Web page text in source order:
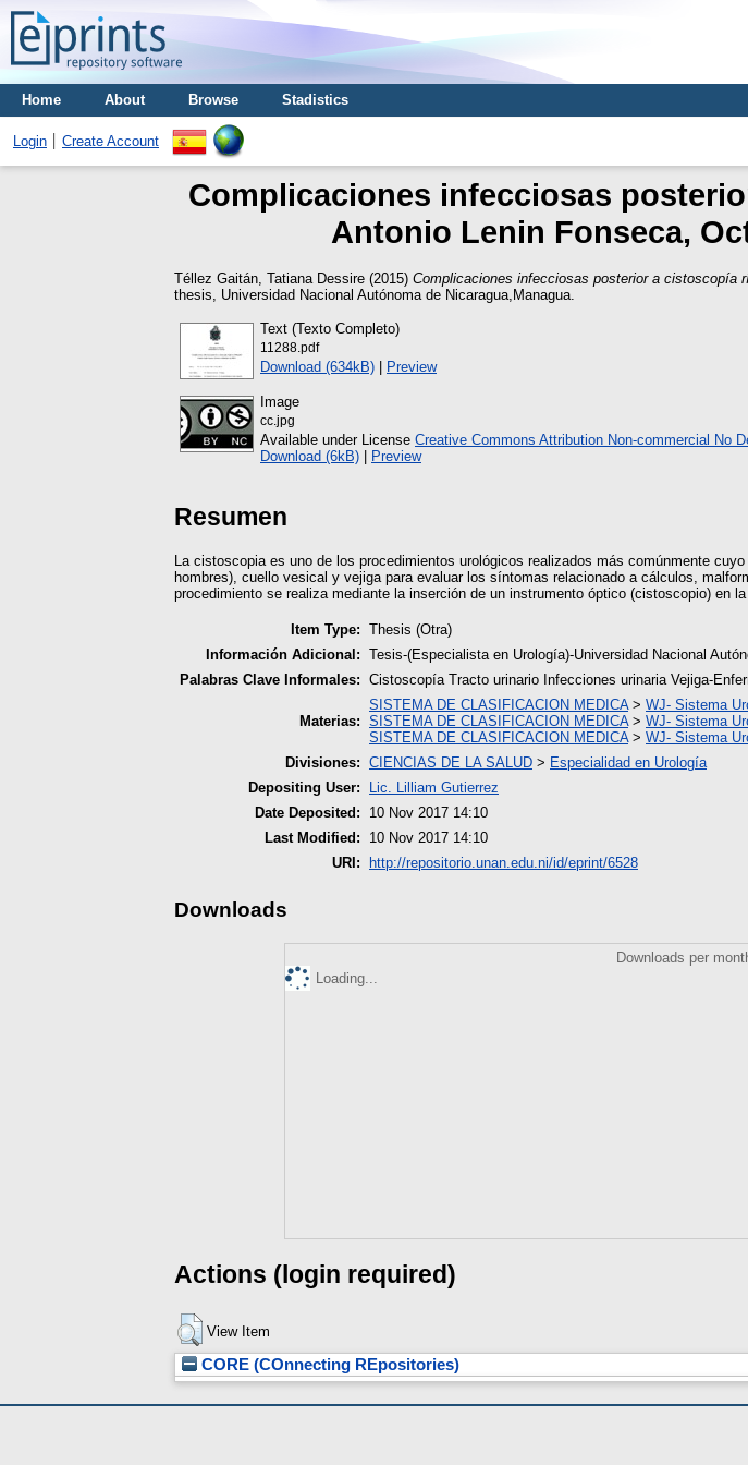
Home About Browse Stadistics
Login Create Account
Complicaciones infecciosas
Antonio Lenin Fonseca,
Téllez Gaitán, Tatiana Dessire (2015) Complicaciones infecciosas posterior a cistoscopía
thesis, Universidad Nacional Autónoma de Nicaragua,Managua.
Text (Texto Completo)
11288.pdf
Download (634kB) | Preview
Image
cc.jpg
Available under License Creative Commons Attribution Non-commercial No
Download (6kB) | Preview
Resumen
La cistoscopia es uno de los procedimientos urológicos realizados más comúnmente
hombres), cuello vesical y vejiga para evaluar los síntomas relacionado a cálculos,
procedimiento se realiza mediante la inserción de un instrumento óptico (cistoscopio) en
Item Type: Thesis (Otra)
Información Adicional: Tesis-(Especialista en Urología)-Universidad Nacional
Palabras Clave Informales: Cistoscopía Tracto urinario Infecciones urinaria Vejiga-
Materias:
SISTEMA DE CLASIFICACION MEDICA> WJ- Sistema
SISTEMA DE CLASIFICACION MEDICA> WJ- Sistema
SISTEMA DE CLASIFICACION MEDICA> WJ- Sistema
Divisiones: CIENCIAS DE LA SALUD > Especialidad en Urología
Depositing User:
Lic. Lilliam Gutierrez
Date Deposited:
10 Nov 2017 14:10
Last Modified:
10 Nov 2017 14:10
URI:
http://repositorio.unan.edu.ni/id/eprint/6528
Downloads
Downloads per
Loading...
Actions (login required)
View Item
CORE (COnnecting REpositories)